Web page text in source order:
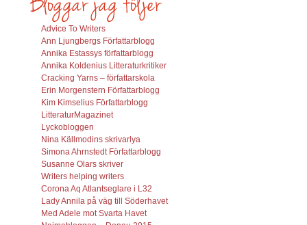
Advice To Writers
Ann Ljungbergs Författarblogg
Annika Estassys författarblogg
Annika Koldenius Litteraturkritiker
Cracking Yarns – författarskola
Erin Morgenstern Författarblogg
Kim Kimselius Författarblogg
LitteraturMagazinet
Lyckobloggen
Nina Källmodins skrivarlya
Simona Ahrnstedt Författarblogg
Susanne Olars skriver
Writers helping writers
Corona Aq Atlantseglare i L32
Lady Annila på väg till Söderhavet
Med Adele mot Svarta Havet